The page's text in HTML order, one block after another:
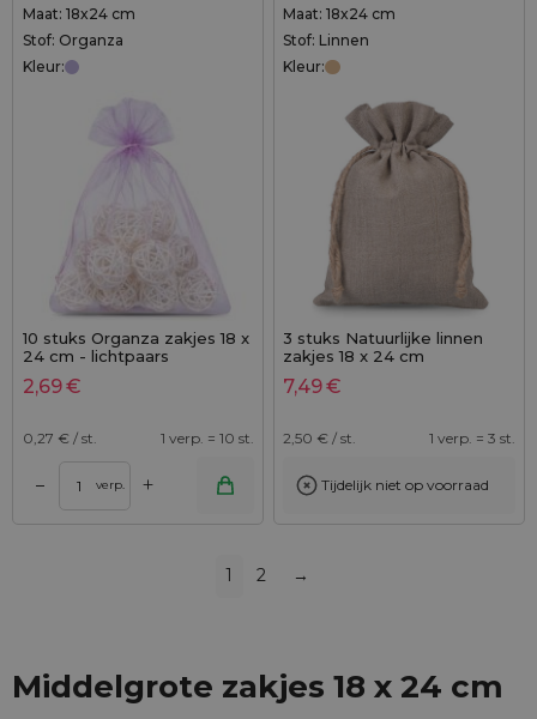
Maat: 18x24 cm
Stof: Organza
Kleur:
10 stuks Organza zakjes 18 x
24 cm - lichtpaars
2,69€
0,27 € / st. 1 verp. = 10 st.
– verp. +
Maat: 18x24 cm
Stof: Linnen
Kleur:
3 stuks Natuurlijke linnen
zakjes 18 x 24 cm
7,49€
2,50 € / st. 1 verp. = 3 st.
Tijdelijk niet op voorraad
1 2 →
Middelgrote zakjes 18 x 24 cm